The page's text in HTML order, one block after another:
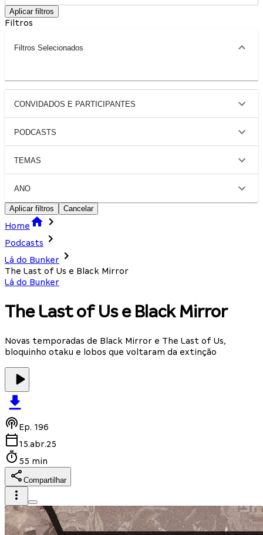
Aplicar filtros
Filtros
Filtros Selecionados
CONVIDADOS E PARTICIPANTES
PODCASTS
TEMAS
ANO
Aplicar filtros Cancelar
Home
Podcasts
Lá do Bunker
The Last of Us e Black Mirror
Lá do Bunker
The Last of Us e Black Mirror
Novas temporadas de Black Mirror e The Last of Us,
bloquinho otaku e lobos que voltaram da extinção
Ep. 196
15.abr.25
55 min
Compartilhar